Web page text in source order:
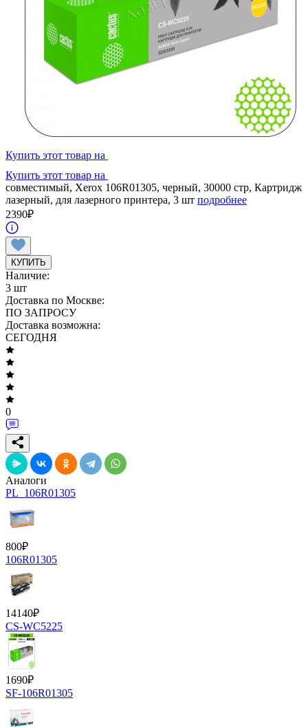
Купить этот товар на
Купить этот товар на
совместимый, Xerox 106R01305, черный, 30000 стр, Картридж
лазерный, для лазерного принтера, 3 шт подробнее
2390₽
КУПИТЬ
Наличие:
3 шт
Доставка по Москве:
ПО ЗАПРОСУ
Доставка возможна:
СЕГОДНЯ
0
Аналоги
PL_106R01305
800₽
106R01305
14140₽
CS-WC5225
1690₽
SF-106R01305